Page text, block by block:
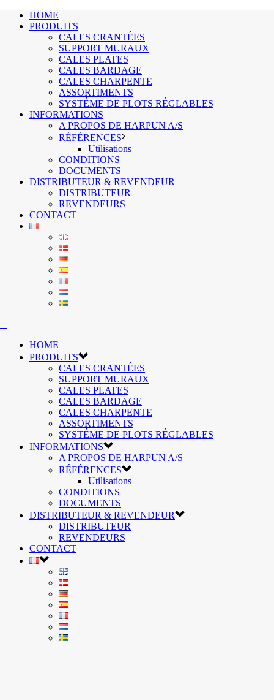
HOME
PRODUITS
CALES CRANTÉES
SUPPORT MURAUX
CALES PLATES
CALES BARDAGE
CALES CHARPENTE
ASSORTIMENTS
SYSTÉME DE PLOTS RÉGLABLES
INFORMATIONS
A PROPOS DE HARPUN A/S
RÉFÉRENCES
Utilisations
CONDITIONS
DOCUMENTS
DISTRIBUTEUR & REVENDEUR
DISTRIBUTEUR
REVENDEURS
CONTACT
HOME
PRODUITS
CALES CRANTÉES
SUPPORT MURAUX
CALES PLATES
CALES BARDAGE
CALES CHARPENTE
ASSORTIMENTS
SYSTÉME DE PLOTS RÉGLABLES
INFORMATIONS
A PROPOS DE HARPUN A/S
RÉFÉRENCES
Utilisations
CONDITIONS
DOCUMENTS
DISTRIBUTEUR & REVENDEUR
DISTRIBUTEUR
REVENDEURS
CONTACT